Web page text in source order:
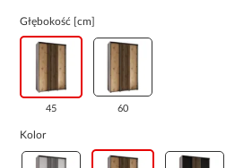
Głębokość [cm]
45 60
Kolor